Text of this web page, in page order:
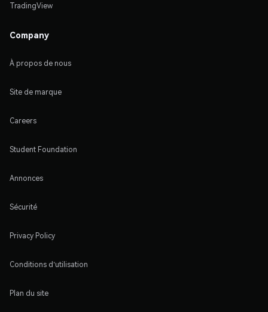
TradingView
Company
À propos de nous
Site de marque
Careers
Student Foundation
Annonces
Sécurité
Privacy Policy
Conditions d'utilisation
Plan du site